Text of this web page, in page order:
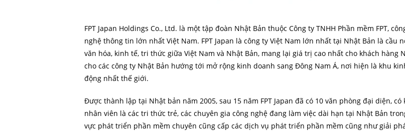
FPT Japan Holdings Co., Ltd. là một tập đoàn Nhật Bản thuộc Công ty TNHH Phần mềm FPT,
nghệ thông tin lớn nhất Việt Nam. FPT Japan là công ty Việt Nam lớn nhất tại Nhật Bản là cầu
văn hóa, kinh tế, tri thức giữa Việt Nam và Nhật Bản, mang lại giá trị cao nhất cho khách hàng
cho các công ty Nhật Bản hướng tới mở rộng kinh doanh sang Đông Nam Á, nơi hiện là khu
động nhất thế giới.
Được thành lập tại Nhật bản năm 2005, sau 15 năm FPT Japan đã có 10 văn phòng đại diện, có
nhân viên là các tri thức trẻ, các chuyên gia công nghệ đang làm việc dài hạn tại Nhật Bản
vực phát triển phần mềm chuyên cũng cấp các dịch vụ phát triển phần mềm cũng như giải